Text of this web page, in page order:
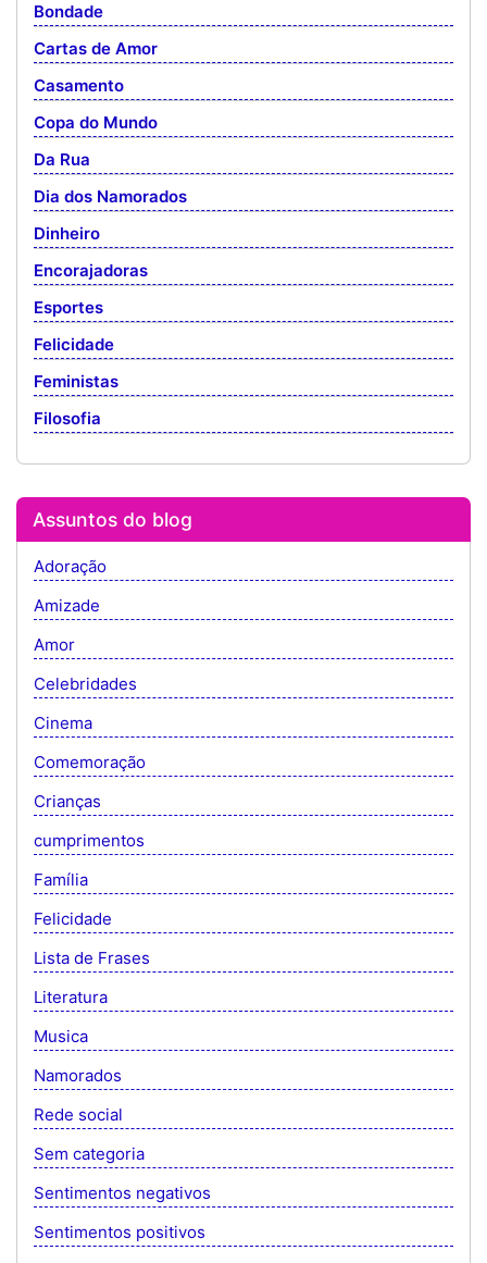
Bondade
Cartas de Amor
Casamento
Copa do Mundo
Da Rua
Dia dos Namorados
Dinheiro
Encorajadoras
Esportes
Felicidade
Feministas
Filosofia
Assuntos do blog
Adoração
Amizade
Amor
Celebridades
Cinema
Comemoração
Crianças
cumprimentos
Família
Felicidade
Lista de Frases
Literatura
Musica
Namorados
Rede social
Sem categoria
Sentimentos negativos
Sentimentos positivos